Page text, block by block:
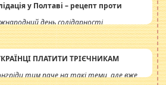
у Полтаві – рецепт проти
день солідарності
ПЛАТИТИ ТРІЄЧНИКАМ
тим паче на такі теми, але вже